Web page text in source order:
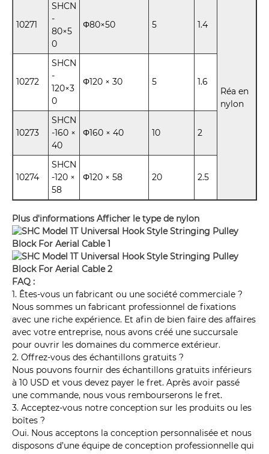
10271
SHCN
-
80×5
0
Φ80×50 5 1.4
Réa en
nylon
10272
SHCN
-
120×3
0
Φ120 × 30 5 1.6
10273
SHCN
-160 ×
40
Φ160 × 40 10 2
10274
SHCN
-120 ×
58
Φ120 × 58 20 2.5
Plus d'informations Afficher le type de nylon
FAQ :
1. Êtes-vous un fabricant ou une société commerciale ?
Nous sommes un fabricant professionnel de fixations
avec une riche expérience. Et afin de bien faire des affaires
avec votre entreprise, nous avons créé une succursale
pour ouvrir les domaines du commerce extérieur.
2. Offrez-vous des échantillons gratuits ?
Nous pouvons fournir des échantillons gratuits inférieurs
à 10 USD et vous devez payer le fret. Après avoir passé
une commande, nous vous rembourserons le fret.
3. Acceptez-vous notre conception sur les produits ou les
boîtes ?
Oui. Nous acceptons la conception personnalisée et nous
disposons d’une équipe de conception professionnelle qui